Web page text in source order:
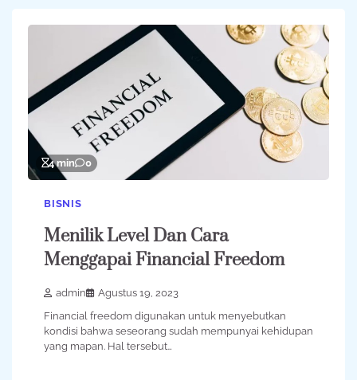
4 min 0
BISNIS
Menilik Level Dan Cara
Menggapai Financial Freedom
admin
Agustus 19, 2023
Financial freedom digunakan untuk menyebutkan
kondisi bahwa seseorang sudah mempunyai kehidupan
yang mapan. Hal tersebut…